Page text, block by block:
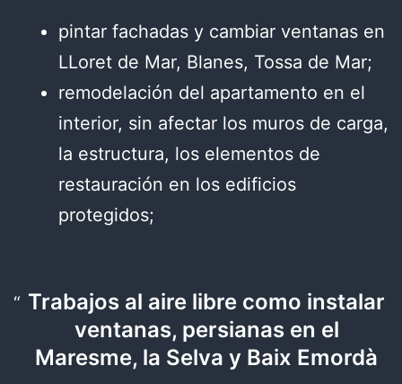
pintar fachadas y cambiar ventanas en
LLoret de Mar, Blanes, Tossa de Mar;
remodelación del apartamento en el
interior, sin afectar los muros de carga,
la estructura, los elementos de
restauración en los edificios
protegidos;
Trabajos al aire libre como instalar
ventanas, persianas en el
Maresme, la Selva y Baix Emordà